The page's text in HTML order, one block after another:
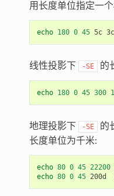
用长度单位指定一
echo 180 0 45 5c 3c
线性投影下 -SE 的
echo 180 0 45 300
地理投影下 -SE
的
长度单位为千米:
echo 80 0 45 22200
echo 80 0 45 200d